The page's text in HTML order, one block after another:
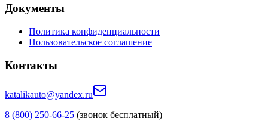
Документы
Политика конфиденциальности
Пользовательское соглашение
Контакты
katalikauto@yandex.ru
8 (800) 250-66-25 (звонок бесплатный)